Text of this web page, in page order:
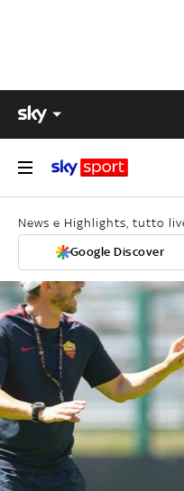
News e Highlights, tutto
Google Discover